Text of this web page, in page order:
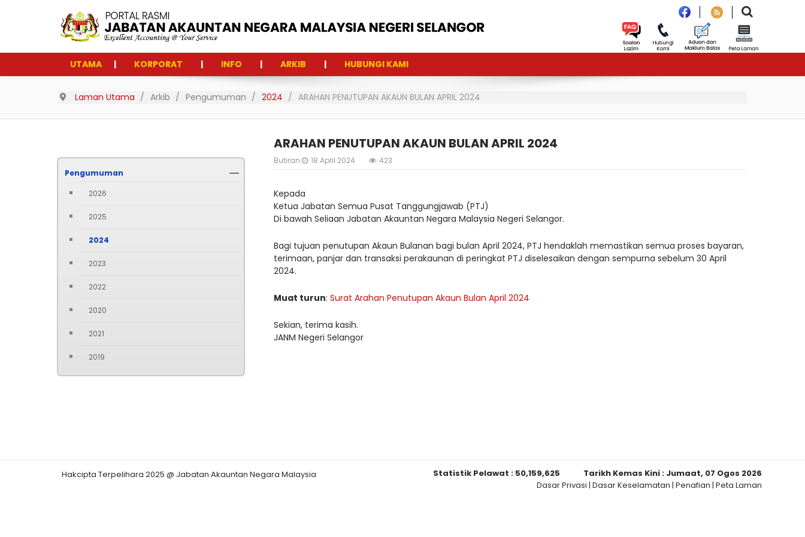
UTAMA KORPORAT INFO ARKIB HUBUNGI KAMI
Laman Utama Arkib Pengumuman 2024 ARAHAN PENUTUPAN AKAUN BULAN APRIL 2024
Pengumuman
2026
2025
2024
2023
2022
2020
2021
2019
ARAHAN PENUTUPAN AKAUN BULAN APRIL 2024
Butiran 18 April 2024 423
Kepada
Ketua Jabatan Semua Pusat Tanggungjawab (PTJ)
Di bawah Seliaan Jabatan Akauntan Negara Malaysia Negeri Selangor.
Bagi tujuan penutupan Akaun Bulanan bagi bulan April 2024, PTJ hendaklah memastikan semua proses bayaran,
terimaan, panjar dan transaksi perakaunan di peringkat PTJ diselesaikan dengan sempurna sebelum 30 April
2024.
Muat turun: Surat Arahan Penutupan Akaun Bulan April 2024
Sekian, terima kasih.
JANM Negeri Selangor
Hakcipta Terpelihara 2025 @ Jabatan Akauntan Negara Malaysia Statistik Pelawat : 50,159,625 Tarikh Kemas Kini : Jumaat, 07 Ogos 2026
Dasar Privasi | Dasar Keselamatan | Penafian | Peta Laman